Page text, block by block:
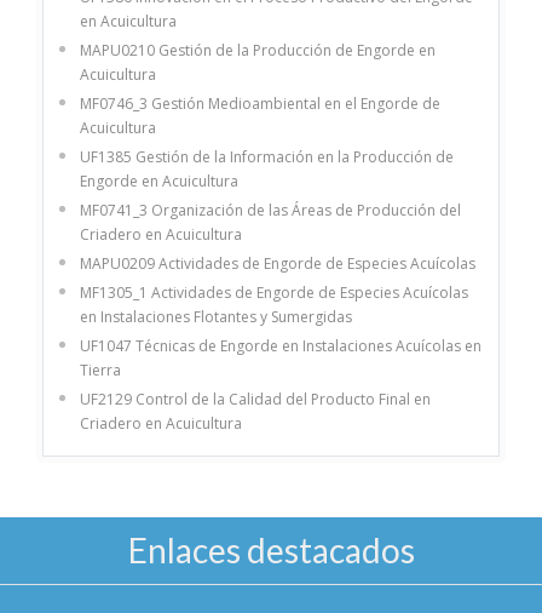
en Acuicultura
MAPU0210 Gestión de la Producción de Engorde en
Acuicultura
MF0746_3 Gestión Medioambiental en el Engorde de
Acuicultura
UF1385 Gestión de la Información en la Producción de
Engorde en Acuicultura
MF0741_3 Organización de las Áreas de Producción del
Criadero en Acuicultura
MAPU0209 Actividades de Engorde de Especies Acuícolas
MF1305_1 Actividades de Engorde de Especies Acuícolas
en Instalaciones Flotantes y Sumergidas
UF1047 Técnicas de Engorde en Instalaciones Acuícolas en
Tierra
UF2129 Control de la Calidad del Producto Final en
Criadero en Acuicultura
Enlaces destacados